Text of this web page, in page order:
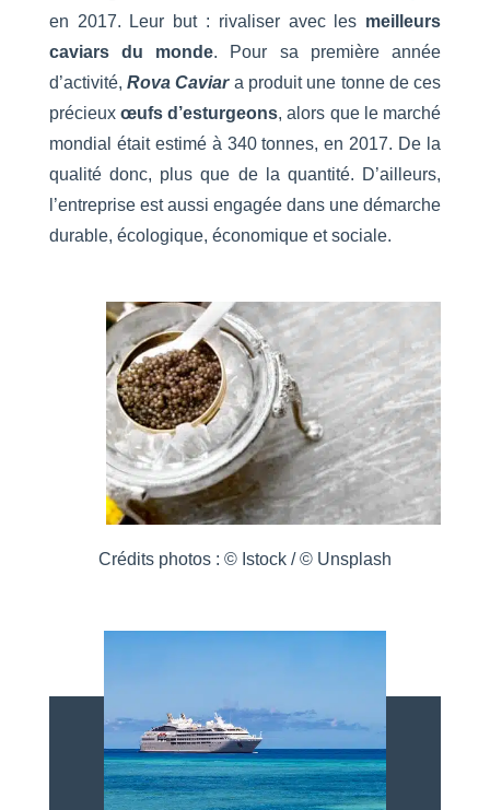
en 2017. Leur but : rivaliser avec les meilleurs
caviars du monde. Pour sa première année
d’activité,Rova Caviara produit une tonne de ces
précieuxœufs d’esturgeons, alors que le marché
mondial était estimé à 340 tonnes, en 2017. De la
qualité donc, plus que de la quantité. D’ailleurs,
l’entreprise est aussi engagée dans une démarche
durable, écologique, économique et sociale.
Crédits photos : © Istock / © Unsplash